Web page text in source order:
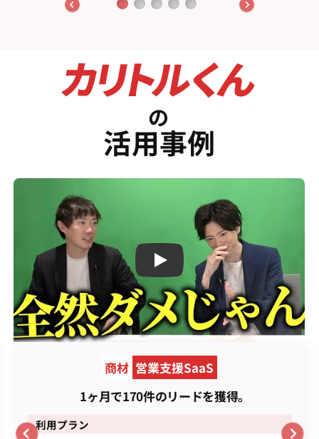
の
活用事例
Play
商材 営業支援SaaS
1ヶ月で170件のリードを獲得。
利用プラン